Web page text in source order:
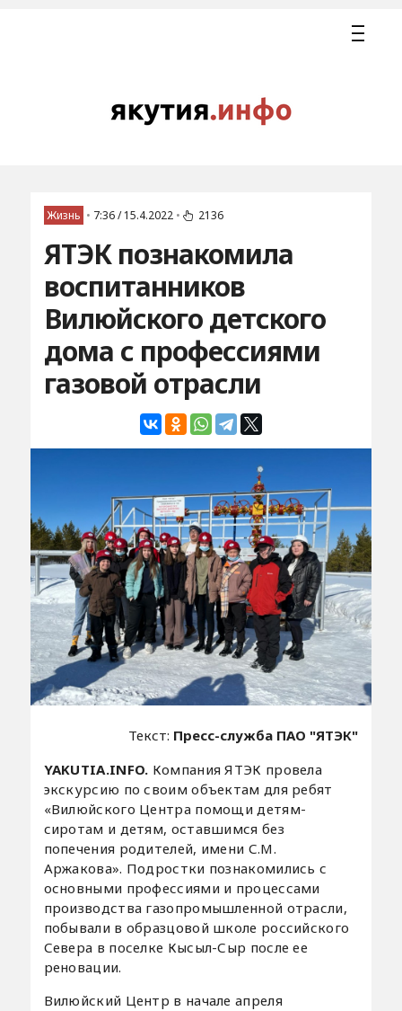
Жизнь • 7:36 / 15.4.2022 • 2136
ЯТЭК познакомила
воспитанников
Вилюйского детского
дома с профессиями
газовой отрасли
Текст: Пресс-служба ПАО "ЯТЭК"
YAKUTIA.INFO. Компания ЯТЭК провела
экскурсию по своим объектам для ребят
«Вилюйского Центра помощи детям-
сиротам и детям, оставшимся без
попечения родителей, имени С.М.
Аржакова». Подростки познакомились с
основными профессиями и процессами
производства газопромышленной отрасли,
побывали в образцовой школе российского
Севера в поселке Кысыл-Сыр после ее
реновации.
Вилюйский Центр в начале апреля